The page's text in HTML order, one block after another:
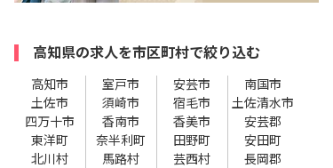
高知県の求人を市区町村で絞り込む
高知市 室戸市 安芸市
南国市
土佐市
須崎市 宿毛市
土佐清水市
四万十市
香南市 香美市
安芸郡
東洋町
奈半利町 田野町
安田町
北川村
馬路村 芸西村
長岡郡